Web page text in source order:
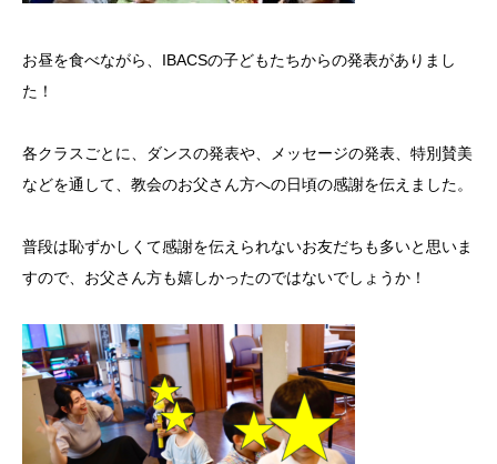
お昼を食べながら、IBACSの子どもたちからの発表がありまし
た！
各クラスごとに、ダンスの発表や、メッセージの発表、特別賛美
などを通して、教会のお父さん方への日頃の感謝を伝えました。
普段は恥ずかしくて感謝を伝えられないお友だちも多いと思いま
すので、お父さん方も嬉しかったのではないでしょうか！